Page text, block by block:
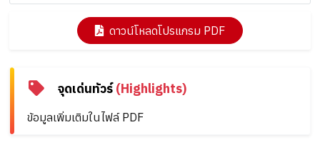
ดาวน์โหลดโปรแกรม PDF
จุดเด่นทัวร์(Highlights)
ข้อมูลเพิ่มเติมในไฟล์ PDF